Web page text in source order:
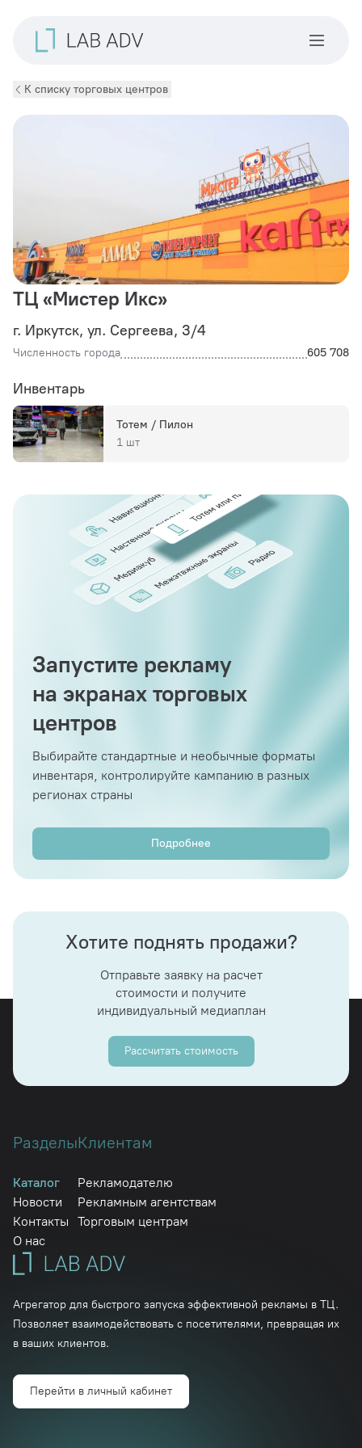
К списку торговых центров
Инвентарь
Тотем / Пилон
1 шт
ТЦ «Мистер Икс»
г. Иркутск, ул. Сергеева, 3/4
Численность города 605 708
Запустите рекламу
на экранах торговых
центров
Выбирайте стандартные и необычные форматы
инвентаря, контролируйте кампанию в разных
регионах страны
Подробнее
Хотите поднять продажи?
Отправьте заявку на расчет
стоимости и получите
индивидуальный медиаплан
Рассчитать стоимость
Агрегатор для быстрого запуска эффективной рекламы в ТЦ.
Позволяет взаимодействовать с посетителями, превращая их
в ваших клиентов.
Перейти в личный кабинет
Разделы
Каталог
Новости
Контакты
О нас
Клиентам
Рекламодателю
Рекламным агентствам
Торговым центрам